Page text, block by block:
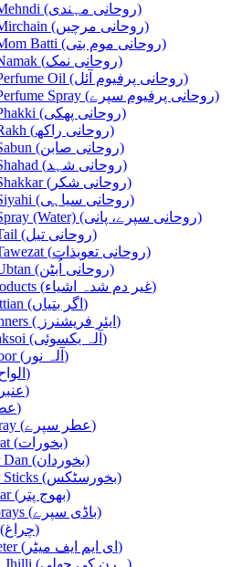
Ruhani Mehndi (روحانی مہندی)
Ruhani Mirchain (روحانی مرچیں)
Ruhani Mom Batti (روحانی موم بتی)
Ruhani Namak (روحانی نمک)
Ruhani Perfume Oil (روحانی پرفیوم آئل)
Ruhani Perfume Spray (روحانی پرفیوم سپرے)
Ruhani Phakki (روحانی پھکی)
Ruhani Rakh (روحانی راکھ)
Ruhani Sabun (روحانی صابن)
Ruhani Shahad (روحانی شہد)
Ruhani Shakkar (روحانی شکر)
Ruhani Siyahi (روحانی سیاہی)
Ruhani Spray (Water) (روحانی سپرے، پانی)
Ruhani Tail (روحانی تیل)
Ruhani Tawezat (روحانی تعویذات)
Ruhani Ubtan (روحانی اُبٹن)
Ghair Dum Shuda Products (غیر دم شدہ اشیاء)
Agar Battian (اگر بتیاں)
Air Freshners ( ایئر فریشنرز)
Ala-e-Yaksoi (آلہ یکسوئی)
Ala-e-Noor (آلہ نور)
Alwah (الواح)
Amber (عنبر)
Attar (عطر)
Attar Spray (عطر سپرے)
Bakhoorat (بخورات)
Bakhoor Dan (بخوردان)
Bakhoor Sticks (بخورسٹکس)
Bhoj Patar (بھوج پتر)
Body Sprays (باڈی سپرے)
Chiragh (چراغ)
EMF Meter (ای ایم ایف میٹر)
Hiran Ki Jhilli (ہرن کی جھلی)